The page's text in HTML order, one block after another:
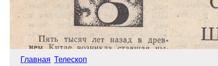
Главная Телескоп